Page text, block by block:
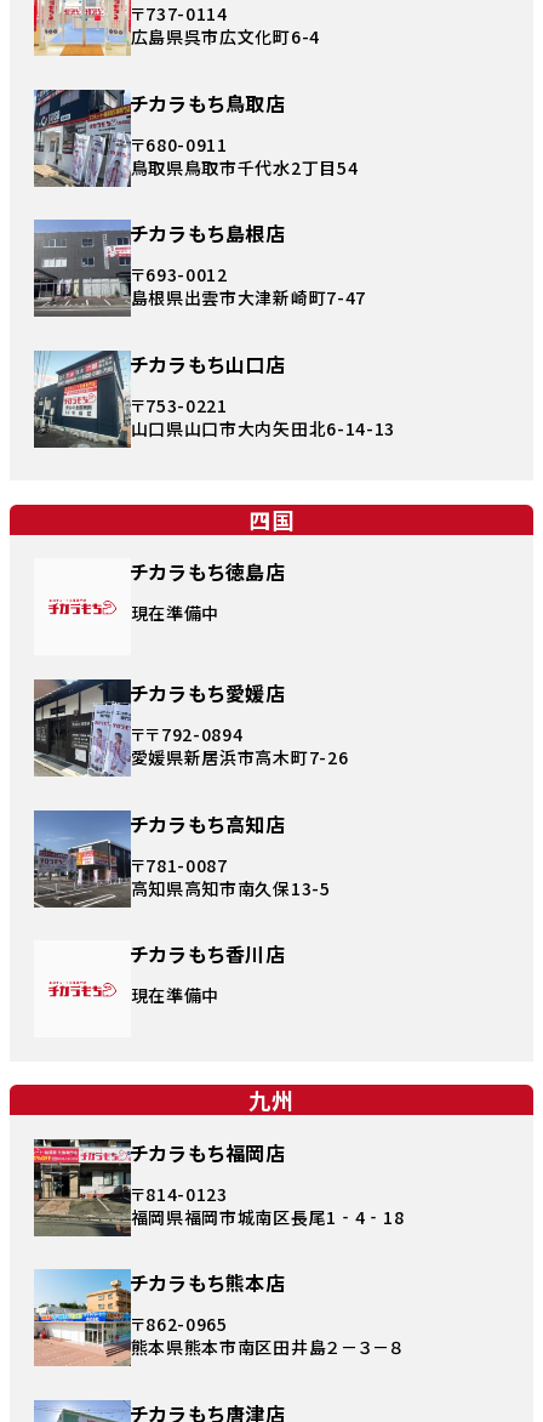
〒737-0114
広島県呉市広文化町6-4
チカラもち鳥取店
〒680-0911
鳥取県鳥取市千代水2丁目54
チカラもち島根店
〒693-0012
島根県出雲市大津新崎町7-47
チカラもち山口店
〒753-0221
山口県山口市大内矢田北6-14-13
四国
チカラもち徳島店
現在準備中
チカラもち愛媛店
〒〒792-0894
愛媛県新居浜市高木町7-26
チカラもち高知店
〒781-0087
高知県高知市南久保13-5
チカラもち香川店
現在準備中
九州
チカラもち福岡店
〒814-0123
福岡県福岡市城南区長尾1‐4‐18
チカラもち熊本店
〒862-0965
熊本県熊本市南区田井島２－３－８
チカラもち唐津店